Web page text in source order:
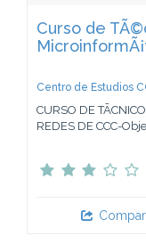
Curso de
Centro de Estudios
CURSO DE
REDES DE CCC-